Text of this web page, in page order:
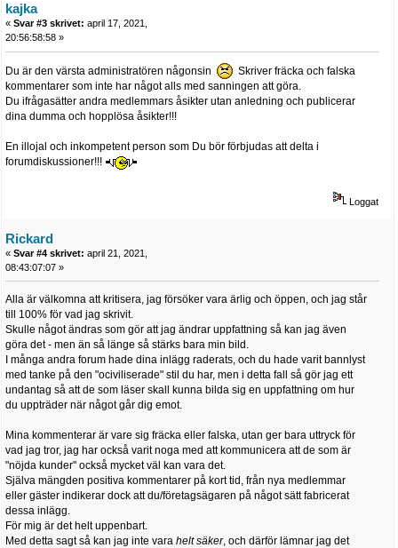
kajka
« Svar #3 skrivet: april 17, 2021,
20:56:58:58 »
Du är den värsta administratören någonsin
Skriver fräcka och falska
kommentarer som inte har något alls med sanningen att göra.
Du ifrågasätter andra medlemmars åsikter utan anledning och publicerar
dina dumma och hopplösa åsikter!!!
En illojal och inkompetent person som Du bör förbjudas att delta i
forumdiskussioner!!!
Loggat
Rickard
« Svar #4 skrivet: april 21, 2021,
08:43:07:07 »
Alla är välkomna att kritisera, jag försöker vara ärlig och öppen, och jag står
till 100% för vad jag skrivit.
Skulle något ändras som gör att jag ändrar uppfattning så kan jag även
göra det - men än så länge så stärks bara min bild.
I många andra forum hade dina inlägg raderats, och du hade varit bannlyst
med tanke på den "ociviliserade" stil du har, men i detta fall så gör jag ett
undantag så att de som läser skall kunna bilda sig en uppfattning om hur
du uppträder när något går dig emot.
Mina kommenterar är vare sig fräcka eller falska, utan ger bara uttryck för
vad jag tror, jag har också varit noga med att kommunicera att de som är
"nöjda kunder" också mycket väl kan vara det.
Själva mängden positiva kommentarer på kort tid, från nya medlemmar
eller gäster indikerar dock att du/företagsägaren på något sätt fabricerat
dessa inlägg.
För mig är det helt uppenbart.
Med detta sagt så kan jag inte vara helt säker, och därför lämnar jag det